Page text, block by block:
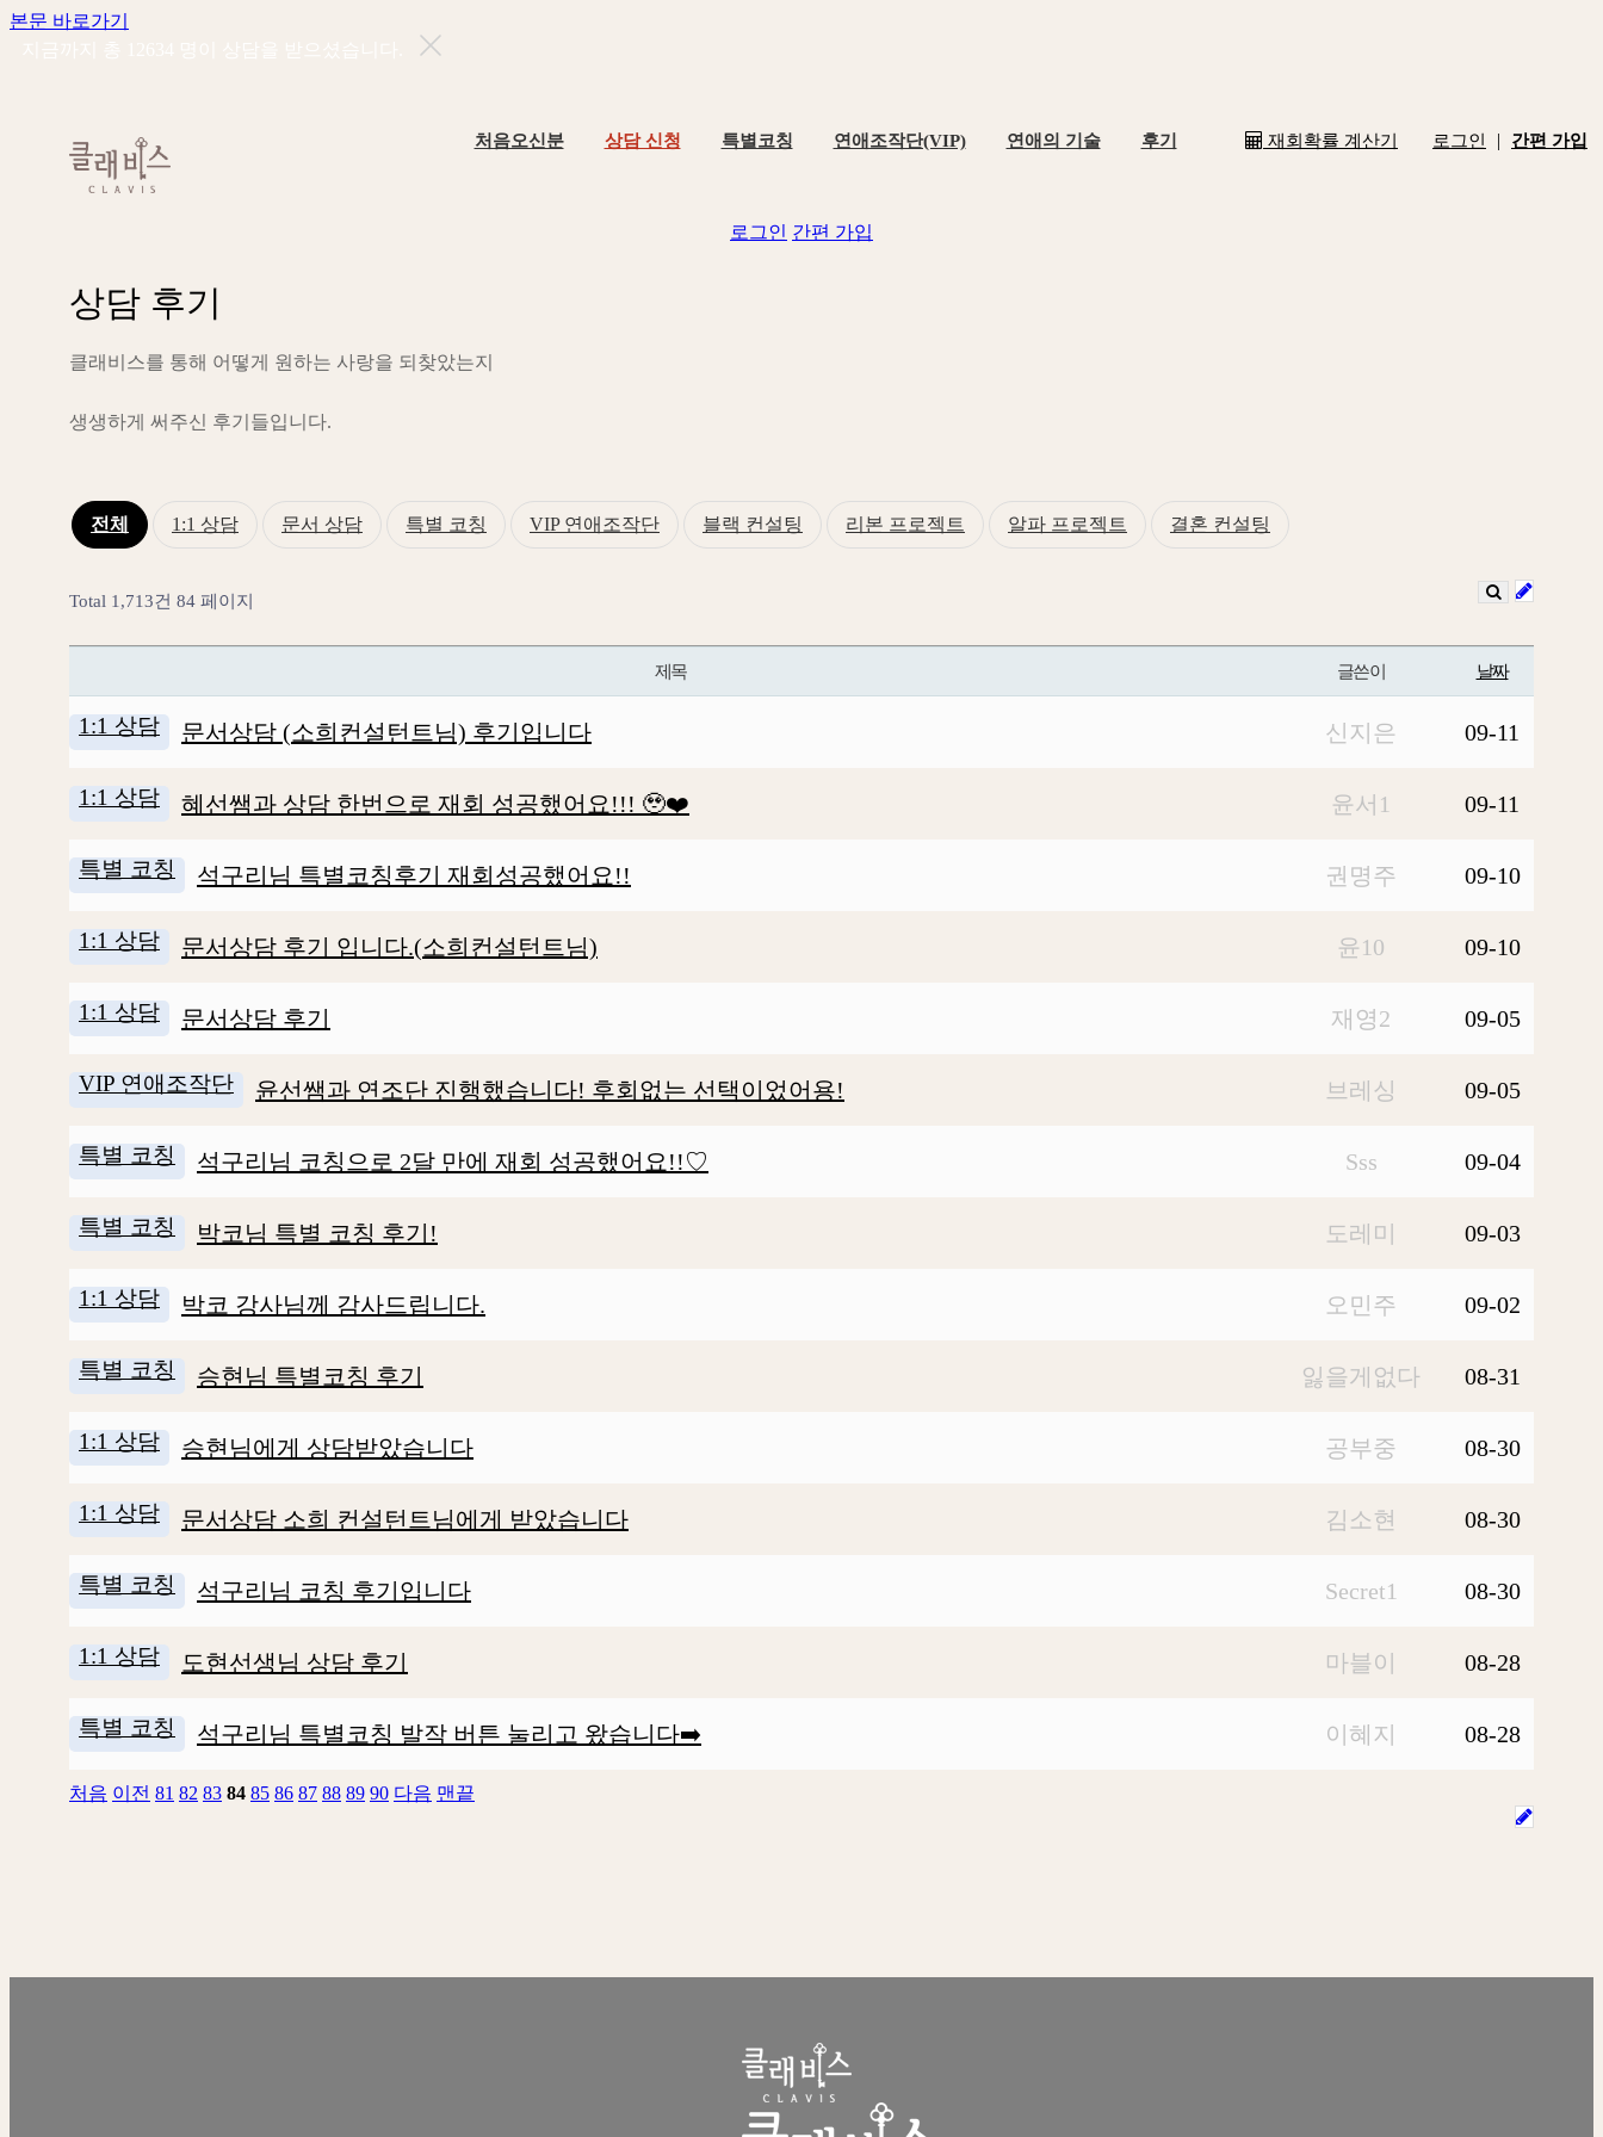
본문 바로가기
재회확률 계산기 로그인 | 간편 가입
처음오신분 상담 신청 특별코칭 연애조작단(VIP) 연애의 기술 후기
로그인 간편 가입
상담 후기
클래 비 스를 통해 어 떻게 원하는 사랑을 되 찾았는지
생생하게 써 주신 후기 들입니 다.
전체 1:1 상담 문서 상담 특별 코칭 VIP 연애조작단 블랙 컨설팅 리본 프로젝트 알파 프로젝트 결혼 컨설팅
Total 1,713건 84 페이지
제목 글쓴이 날짜
1:1 상담 문서상담 (소희컨설턴트님) 후기입니다 신지은 09-11
1:1 상담 혜선쌤과 상담 한번으로 재회 성공했어요!!! 🥹❤️ 윤서1 09-11
특별 코칭 석구리님 특별코칭후기 재회성공했어요!! 권명주 09-10
1:1 상담 문서상담 후기 입니다.(소희컨설턴트님) 윤10 09-10
1:1 상담 문서상담 후기 재영2 09-05
VIP 연애조작단 윤선쌤과 연조단 진행했습니다! 후회없는 선택이었어용! 브레싱 09-05
특별 코칭 석구리님 코칭으로 2달 만에 재회 성공했어요!!♡ Sss 09-04
특별 코칭 박코님 특별 코칭 후기! 도레미 09-03
1:1 상담 박코 강사님께 감사드립니다. 오민주 09-02
특별 코칭 승현님 특별코칭 후기 잃을게없다 08-31
1:1 상담 승현님에게 상담받았습니다 공부중 08-30
1:1 상담 문서상담 소희 컨설턴트님에게 받았습니다 김소현 08-30
특별 코칭 석구리님 코칭 후기입니다 Secret1 08-30
1:1 상담 도현선생님 상담 후기 마블이 08-28
특별 코칭 석구리님 특별코칭 발작 버튼 눌리고 왔습니다➡️ 이혜지 08-28
처음 이전 81 82 83 84 85 86 87 88 89 90 다음 맨끝